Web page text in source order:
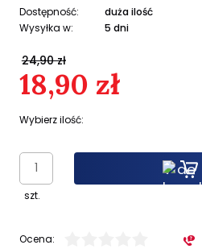
Dostępność:
duża ilość
Wysyłka w:
5 dni
18,90 zł
Wybierz ilość:
24,90 zł
szt.
Ocena: